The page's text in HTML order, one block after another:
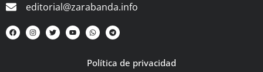
editorial@zarabanda.info
Política de privacidad